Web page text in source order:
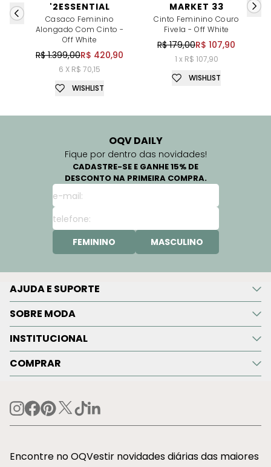
'2ESSENTIAL
Casaco Feminino
Alongado Com Cinto -
Off White
R$ 1.399,00R$ 420,90
6 X R$ 70,15
WISHLIST
MARKET 33
Cinto Feminino Couro
Fivela - Off White
R$ 179,00R$ 107,90
1 x R$ 107,90
WISHLIST
OQV DAILY
Fique por dentro das novidades!
CADASTRE-SE E GANHE 15% DE
DESCONTO NA PRIMEIRA COMPRA.
FEMININO MASCULINO
AJUDA E SUPORTE
SOBRE MODA
INSTITUCIONAL
COMPRAR
Encontre no OQVestir novidades diárias das maiores